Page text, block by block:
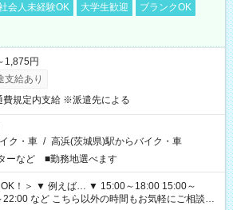
会人未経験OK 大学生歓迎
ブランクOK
1,875円
支給あり
費規定内支給 ※派遣先による
ク・車 / 高浜(茨城県)駅からバイク・車
ーなど ■勤務地選べます
～18:00 15:00～
の時間もお気軽にご相談く